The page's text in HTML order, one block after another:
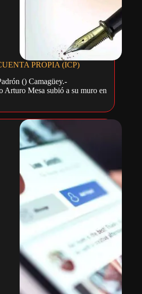
PROPIA (ICP)
() Camagüey.-
Arturo Mesa subió a su muro en